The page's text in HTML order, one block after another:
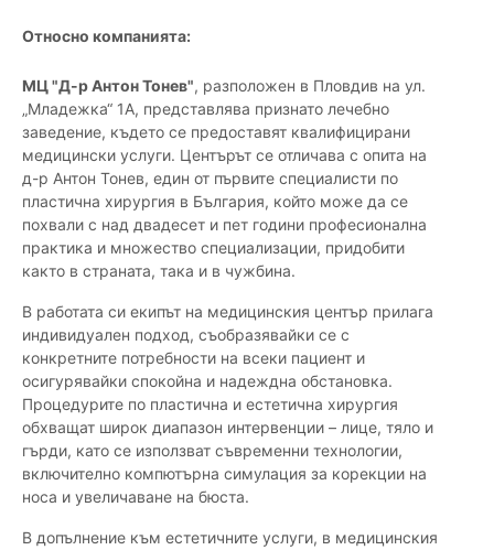
Относно компанията:
МЦ "Д-р Антон Тонев", разположен в Пловдив на ул.
„Младежка“ 1А, представлява признато лечебно
заведение, където се предоставят квалифицирани
медицински услуги. Центърът се отличава с опита на
д-р Антон Тонев, един от първите специалисти по
пластична хирургия в България, който може да се
похвали с над двадесет и пет години професионална
практика и множество специализации, придобити
както в страната, така и в чужбина.
В работата си екипът на медицинския център прилага
индивидуален подход, съобразявайки се с
конкретните потребности на всеки пациент и
осигурявайки спокойна и надеждна обстановка.
Процедурите по пластична и естетична хирургия
обхващат широк диапазон интервенции – лице, тяло и
гърди, като се използват съвременни технологии,
включително компютърна симулация за корекции на
носа и увеличаване на бюста.
В допълнение към естетичните услуги, в медицинския